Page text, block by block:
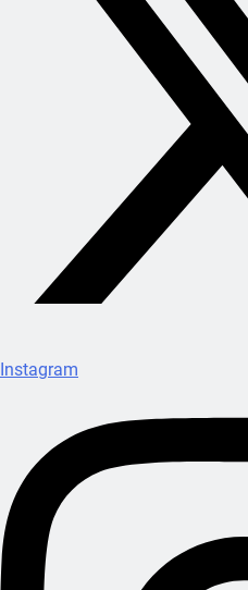
Instagram